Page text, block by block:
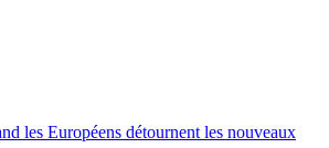
les Européens détournent les nouveaux